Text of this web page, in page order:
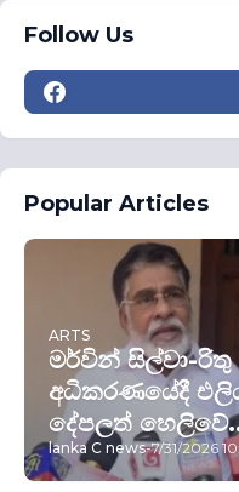
Follow Us
Popular Articles
ARTS
මර්වින් සිල්වා-
අධිකරණයේදී
දේපලත්
lanka C news-7/31/2026